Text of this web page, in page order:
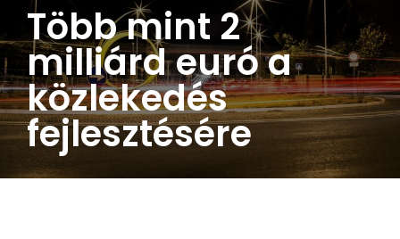
Több mint 2
milliárd euró a
közlekedés
fejlesztésére